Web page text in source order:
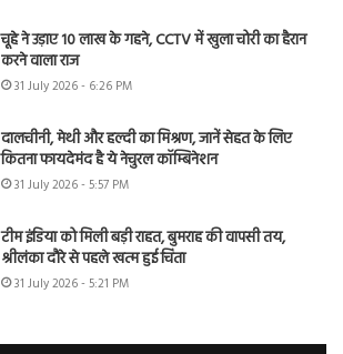
चूहे ने उड़ाए 10 लाख के गहने, CCTV में खुला चोरी का हैरान
करने वाला राज
31 July 2026 - 6:26 PM
दालचीनी, मेथी और हल्दी का मिश्रण, जानें सेहत के लिए
कितना फायदेमंद है ये नेचुरल कॉम्बिनेशन
31 July 2026 - 5:57 PM
टीम इंडिया को मिली बड़ी राहत, बुमराह की वापसी तय,
श्रीलंका दौरे से पहले खत्म हुई चिंता
31 July 2026 - 5:21 PM